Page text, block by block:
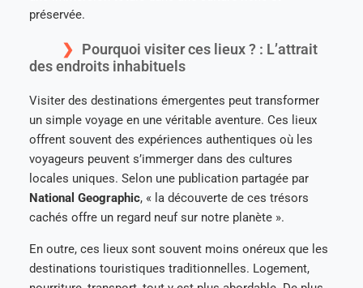
préservée.
Pourquoi visiter ces lieux ? : L’attrait
des endroits inhabituels
Visiter des destinations émergentes peut transformer
un simple voyage en une véritable aventure. Ces lieux
offrent souvent des expériences authentiques où les
voyageurs peuvent s’immerger dans des cultures
locales uniques. Selon une publication partagée par
National Geographic, « la découverte de ces trésors
cachés offre un regard neuf sur notre planète ».
En outre, ces lieux sont souvent moins onéreux que les
destinations touristiques traditionnelles. Logement,